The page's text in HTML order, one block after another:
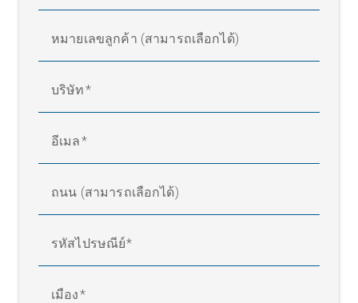
หมายเลขลูกค้า (สามารถเลือกได้)
บริษัท
อีเมล
ถนน (สามารถเลือกได้)
รหัสไปรษณีย์
เมือง